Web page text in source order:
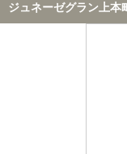
ジュネーゼグラン上本